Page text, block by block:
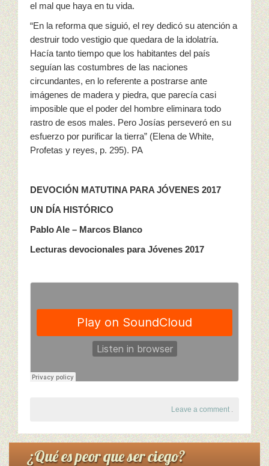
el mal que haya en tu vida.
“En la reforma que siguió, el rey dedicó su atención a
destruir todo vestigio que quedara de la idolatría.
Hacía tanto tiempo que los habitantes del país
seguían las costumbres de las naciones
circundantes, en lo referente a postrarse ante
imágenes de madera y piedra, que parecía casi
imposible que el poder del hombre eliminara todo
rastro de esos males. Pero Josías perseveró en su
esfuerzo por purificar la tierra” (Elena de White,
Profetas y reyes, p. 295). PA
DEVOCIÓN MATUTINA PARA JÓVENES 2017
UN DÍA HISTÓRICO
Pablo Ale – Marcos Blanco
Lecturas devocionales para Jóvenes 2017
Leave a comment .
¿Qué es peor que ser ciego?